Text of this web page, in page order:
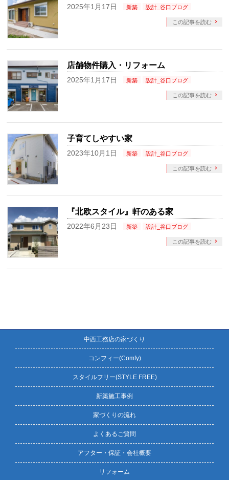
2025年1月17日 新築 設計_谷口ブログ
この記事を読む
店舗物件購入・リフォーム
2025年1月17日 新築 設計_谷口ブログ
この記事を読む
子育てしやすい家
2023年10月1日 新築 設計_谷口ブログ
この記事を読む
『北欧スタイル』軒のある家
2022年6月23日 新築 設計_谷口ブログ
この記事を読む
中西工務店の家づくり
コンフィー(Comfy)
スタイルフリー(STYLE FREE)
新築施工事例
家づくりの流れ
よくあるご質問
アフター・保証・会社概要
リフォーム